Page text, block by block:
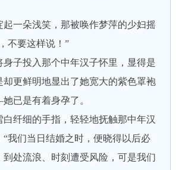
一朵浅笑，那被唤作梦萍的少妇摇
不要这样说！”
子投入那个中年汉子怀里，显得是
却更鲜明地显出了她宽大的紫色罩袍
已是有着身孕了。
细的手指，轻轻地抚触那中年汉
我们当日结婚之时，便晓得以后必
到处流浪、时刻遭受风险，可是我们